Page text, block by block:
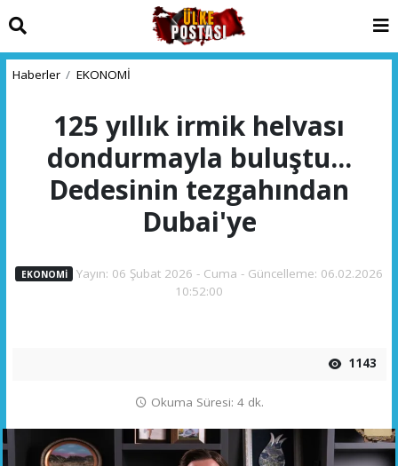
Haberler EKONOMİ
125 yıllık irmik helvası
dondurmayla buluştu...
Dedesinin tezgahından
Dubai'ye
EKONOMİ
Yayın: 06 Şubat 2026 - Cuma - Güncelleme: 06.02.2026
10:52:00
1143
Okuma Süresi: 4 dk.